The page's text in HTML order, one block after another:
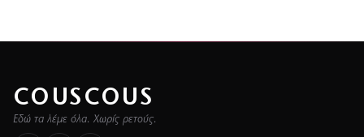
COUSCOUS
Εδώ τα λέμε όλα. Χωρίς ρετούς.